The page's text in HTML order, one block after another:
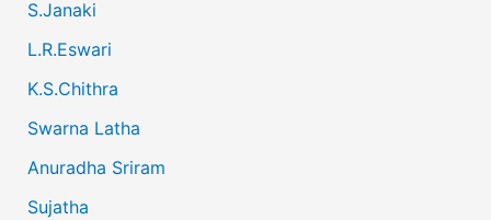
S.Janaki
L.R.Eswari
K.S.Chithra
Swarna Latha
Anuradha Sriram
Sujatha